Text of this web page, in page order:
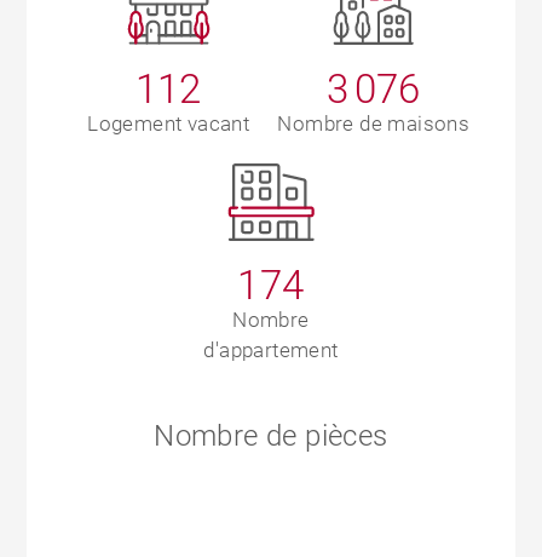
112
Logement vacant
3 076
Nombre de maisons
174
Nombre
d'appartement
Nombre de pièces